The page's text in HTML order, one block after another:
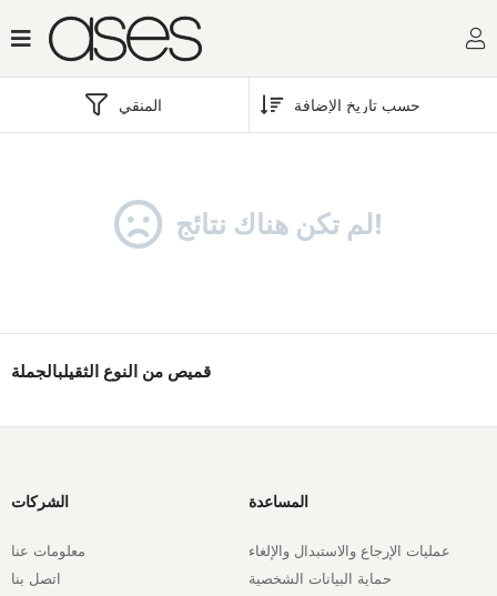
المنقي
لم تكن هناك نتائج!
قميص من النوع الثقيلبالجملة
الشركات
معلومات عنا
اتصل بنا
المساعدة
عمليات الإرجاع والاستبدال والإلغاء
حماية البيانات الشخصية